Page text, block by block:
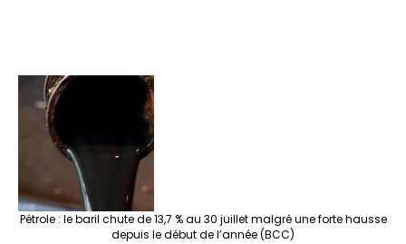
Pétrole : le baril chute de 13,7 % au 30 juillet malgré une forte hausse
depuis le début de l’année (BCC)